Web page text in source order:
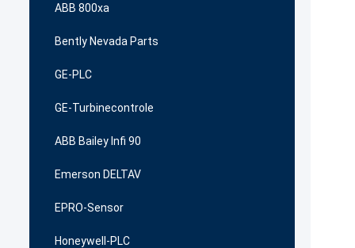
ABB 800xa
Bently Nevada Parts
GE-PLC
GE-Turbinecontrole
ABB Bailey Infi 90
Emerson DELTAV
EPRO-Sensor
Honeywell-PLC